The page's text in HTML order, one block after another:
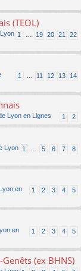
(TEOL)
1 19 20 21 22
Lyon
1 11 12 13 14
1 2
Lyon en Lignes
1 5 6 7 8
Lyon
1 2 3 4 5
en
1 2 3 4 5
en
(ex BHNS)